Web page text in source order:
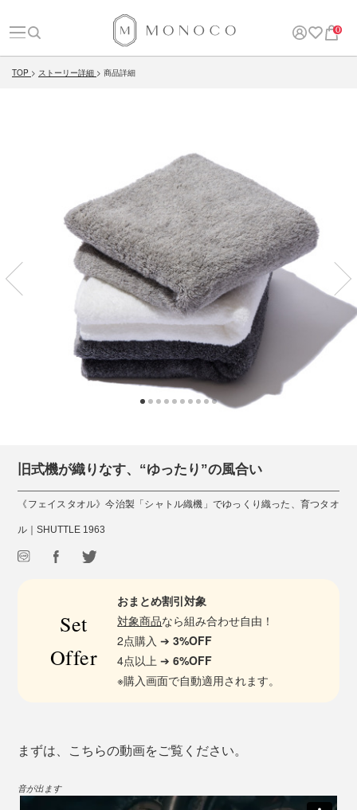
0
TOP ストーリー詳細 商品詳細
旧式機が織りなす、“ゆったり”の風合い
《フェイスタオル》今治製「シャトル織機」でゆっくり織った、育つタオ
ル｜SHUTTLE 1963
Set
Offer
おまとめ割引対象
対象商品なら組み合わせ自由！
2点購入 ➔3%OFF
4点以上 ➔6%OFF
※購入画面で自動適用されます。
まずは、こちらの動画をご覧ください。
音が出ます